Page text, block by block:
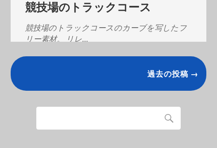
競技場のトラックコース
競技場のトラックコースのカーブを写したフ
リー素材。 リレ…
過去の投稿 →